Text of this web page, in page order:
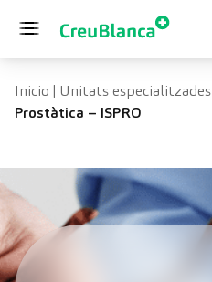
Inicio | Unitats especialitzades
Prostàtica – ISPRO